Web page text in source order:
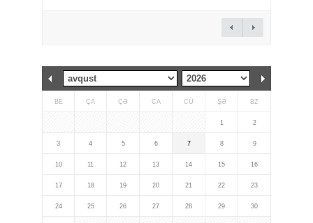
BE ÇA ÇƏ CA CÜ ŞƏ BZ
1 2
3 4 5 6 7 8 9
10 11 12 13 14 15 16
17 18 19 20 21 22 23
24 25 26 27 28 29 30